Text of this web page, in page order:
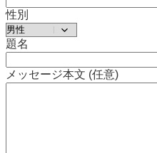
性別
題名
メッセージ本文 (任意)